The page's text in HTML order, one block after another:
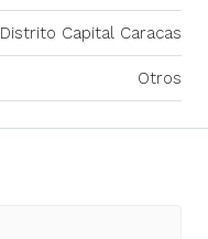
Distrito Capital Caracas
Otros